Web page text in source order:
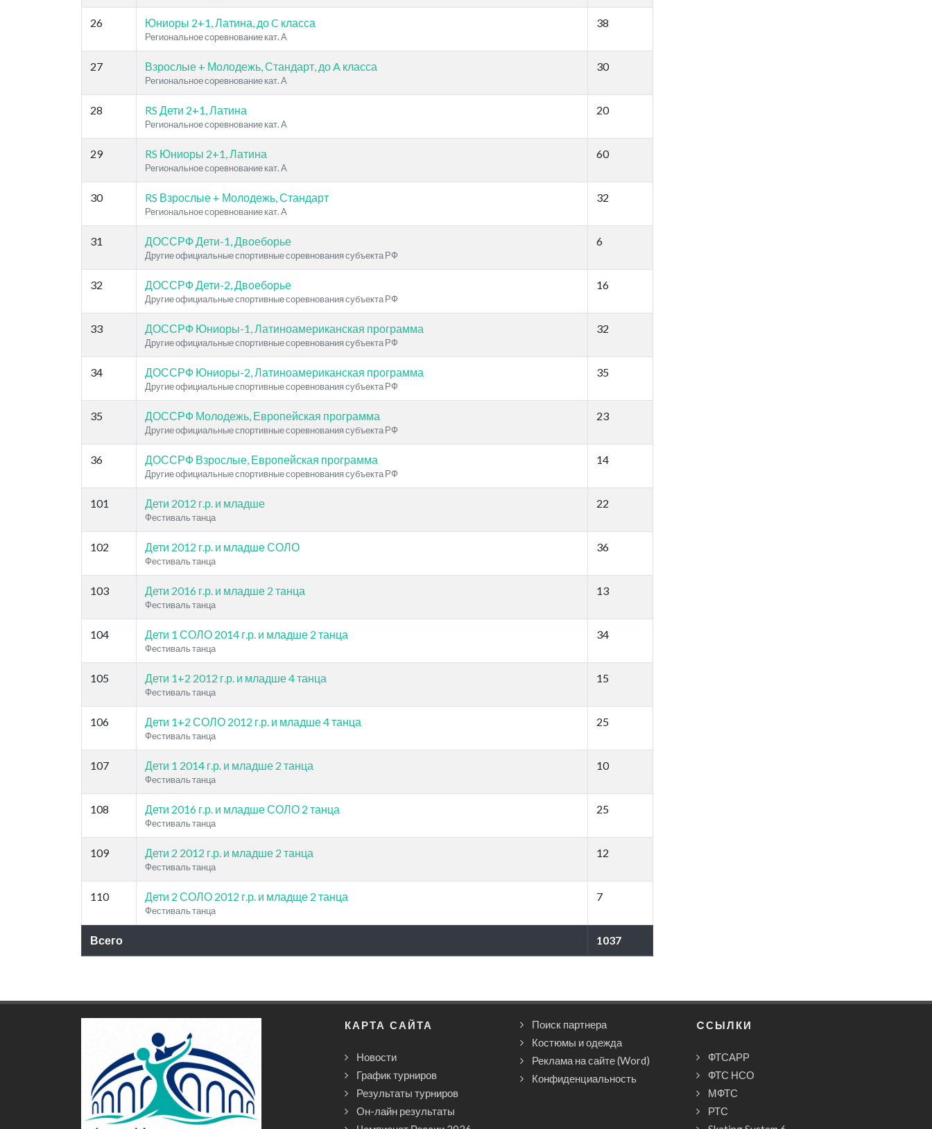
26 Юниоры 2+1, Латина, до C класса
Региональное соревнование кат. A
38
27 Взрослые + Молодежь, Стандарт, до A класса
Региональное соревнование кат. A
30
28 RS Дети 2+1, Латина
Региональное соревнование кат. A
20
29 RS Юниоры 2+1, Латина
Региональное соревнование кат. A
60
30 RS Взрослые + Молодежь, Стандарт
Региональное соревнование кат. A
32
31 ДОССРФ Дети-1, Двоеборье
Другие официальные спортивные соревнования субъекта РФ
6
32 ДОССРФ Дети-2, Двоеборье
Другие официальные спортивные соревнования субъекта РФ
16
33 ДОССРФ Юниоры-1, Латиноамериканская программа
Другие официальные спортивные соревнования субъекта РФ
32
34 ДОССРФ Юниоры-2, Латиноамериканская программа
Другие официальные спортивные соревнования субъекта РФ
35
35 ДОССРФ Молодежь, Европейская программа
Другие официальные спортивные соревнования субъекта РФ
23
36 ДОССРФ Взрослые, Европейская программа
Другие официальные спортивные соревнования субъекта РФ
14
101 Дети 2012 г.р. и младше
Фестиваль танца
22
102 Дети 2012 г.р. и младше СОЛО
Фестиваль танца
36
103 Дети 2016 г.р. и младше 2 танца
Фестиваль танца
13
104 Дети 1 СОЛО 2014 г.р. и младше 2 танца
Фестиваль танца
34
105 Дети 1+2 2012 г.р. и младше 4 танца
Фестиваль танца
15
106 Дети 1+2 СОЛО 2012 г.р. и младше 4 танца
Фестиваль танца
25
107 Дети 1 2014 г.р. и младше 2 танца
Фестиваль танца
10
108 Дети 2016 г.р. и младше СОЛО 2 танца
Фестиваль танца
25
109 Дети 2 2012 г.р. и младше 2 танца
Фестиваль танца
12
110 Дети 2 СОЛО 2012 г.р. и младще 2 танца
Фестиваль танца
7
Всего 1037
КАРТА САЙТА
Новости
График турниров
Результаты турниров
Он-лайн результаты
Поиск партнера
Костюмы и одежда
Реклама на сайте (Word)
Конфиденциальность
CСЫЛКИ
ФТСАРР
ФТС НСО
МФТС
РТС